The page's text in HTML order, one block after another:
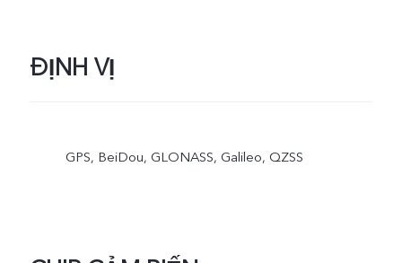
ĐỊNH VỊ
GPS, BeiDou, GLONASS, Galileo, QZSS